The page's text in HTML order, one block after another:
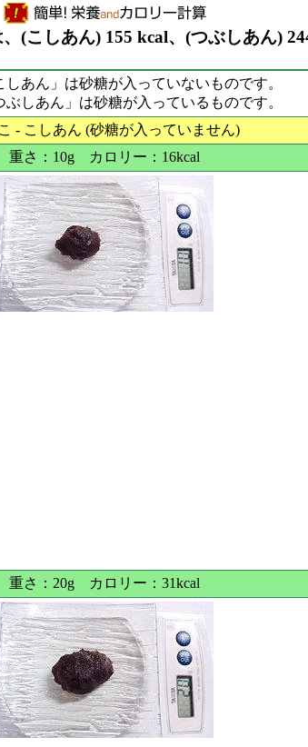
(こしあん) 155 kcal、(つぶしあん)
あん」は砂糖が入っていないものです。
しあん」は砂糖が入っているものです。
- こしあん (砂糖が入っていません)
重さ：10g カロリー：16kcal
重さ：20g カロリー：31kcal